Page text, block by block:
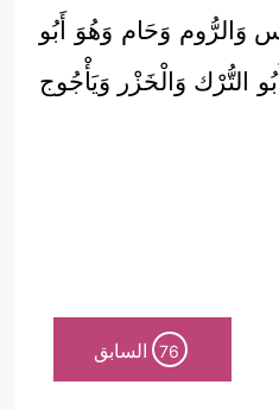
وَالرُّوم وَحَام وَهُوَ أَبُو
التُّرْك وَالْخَزْر وَيَأْجُوج
76 السابق